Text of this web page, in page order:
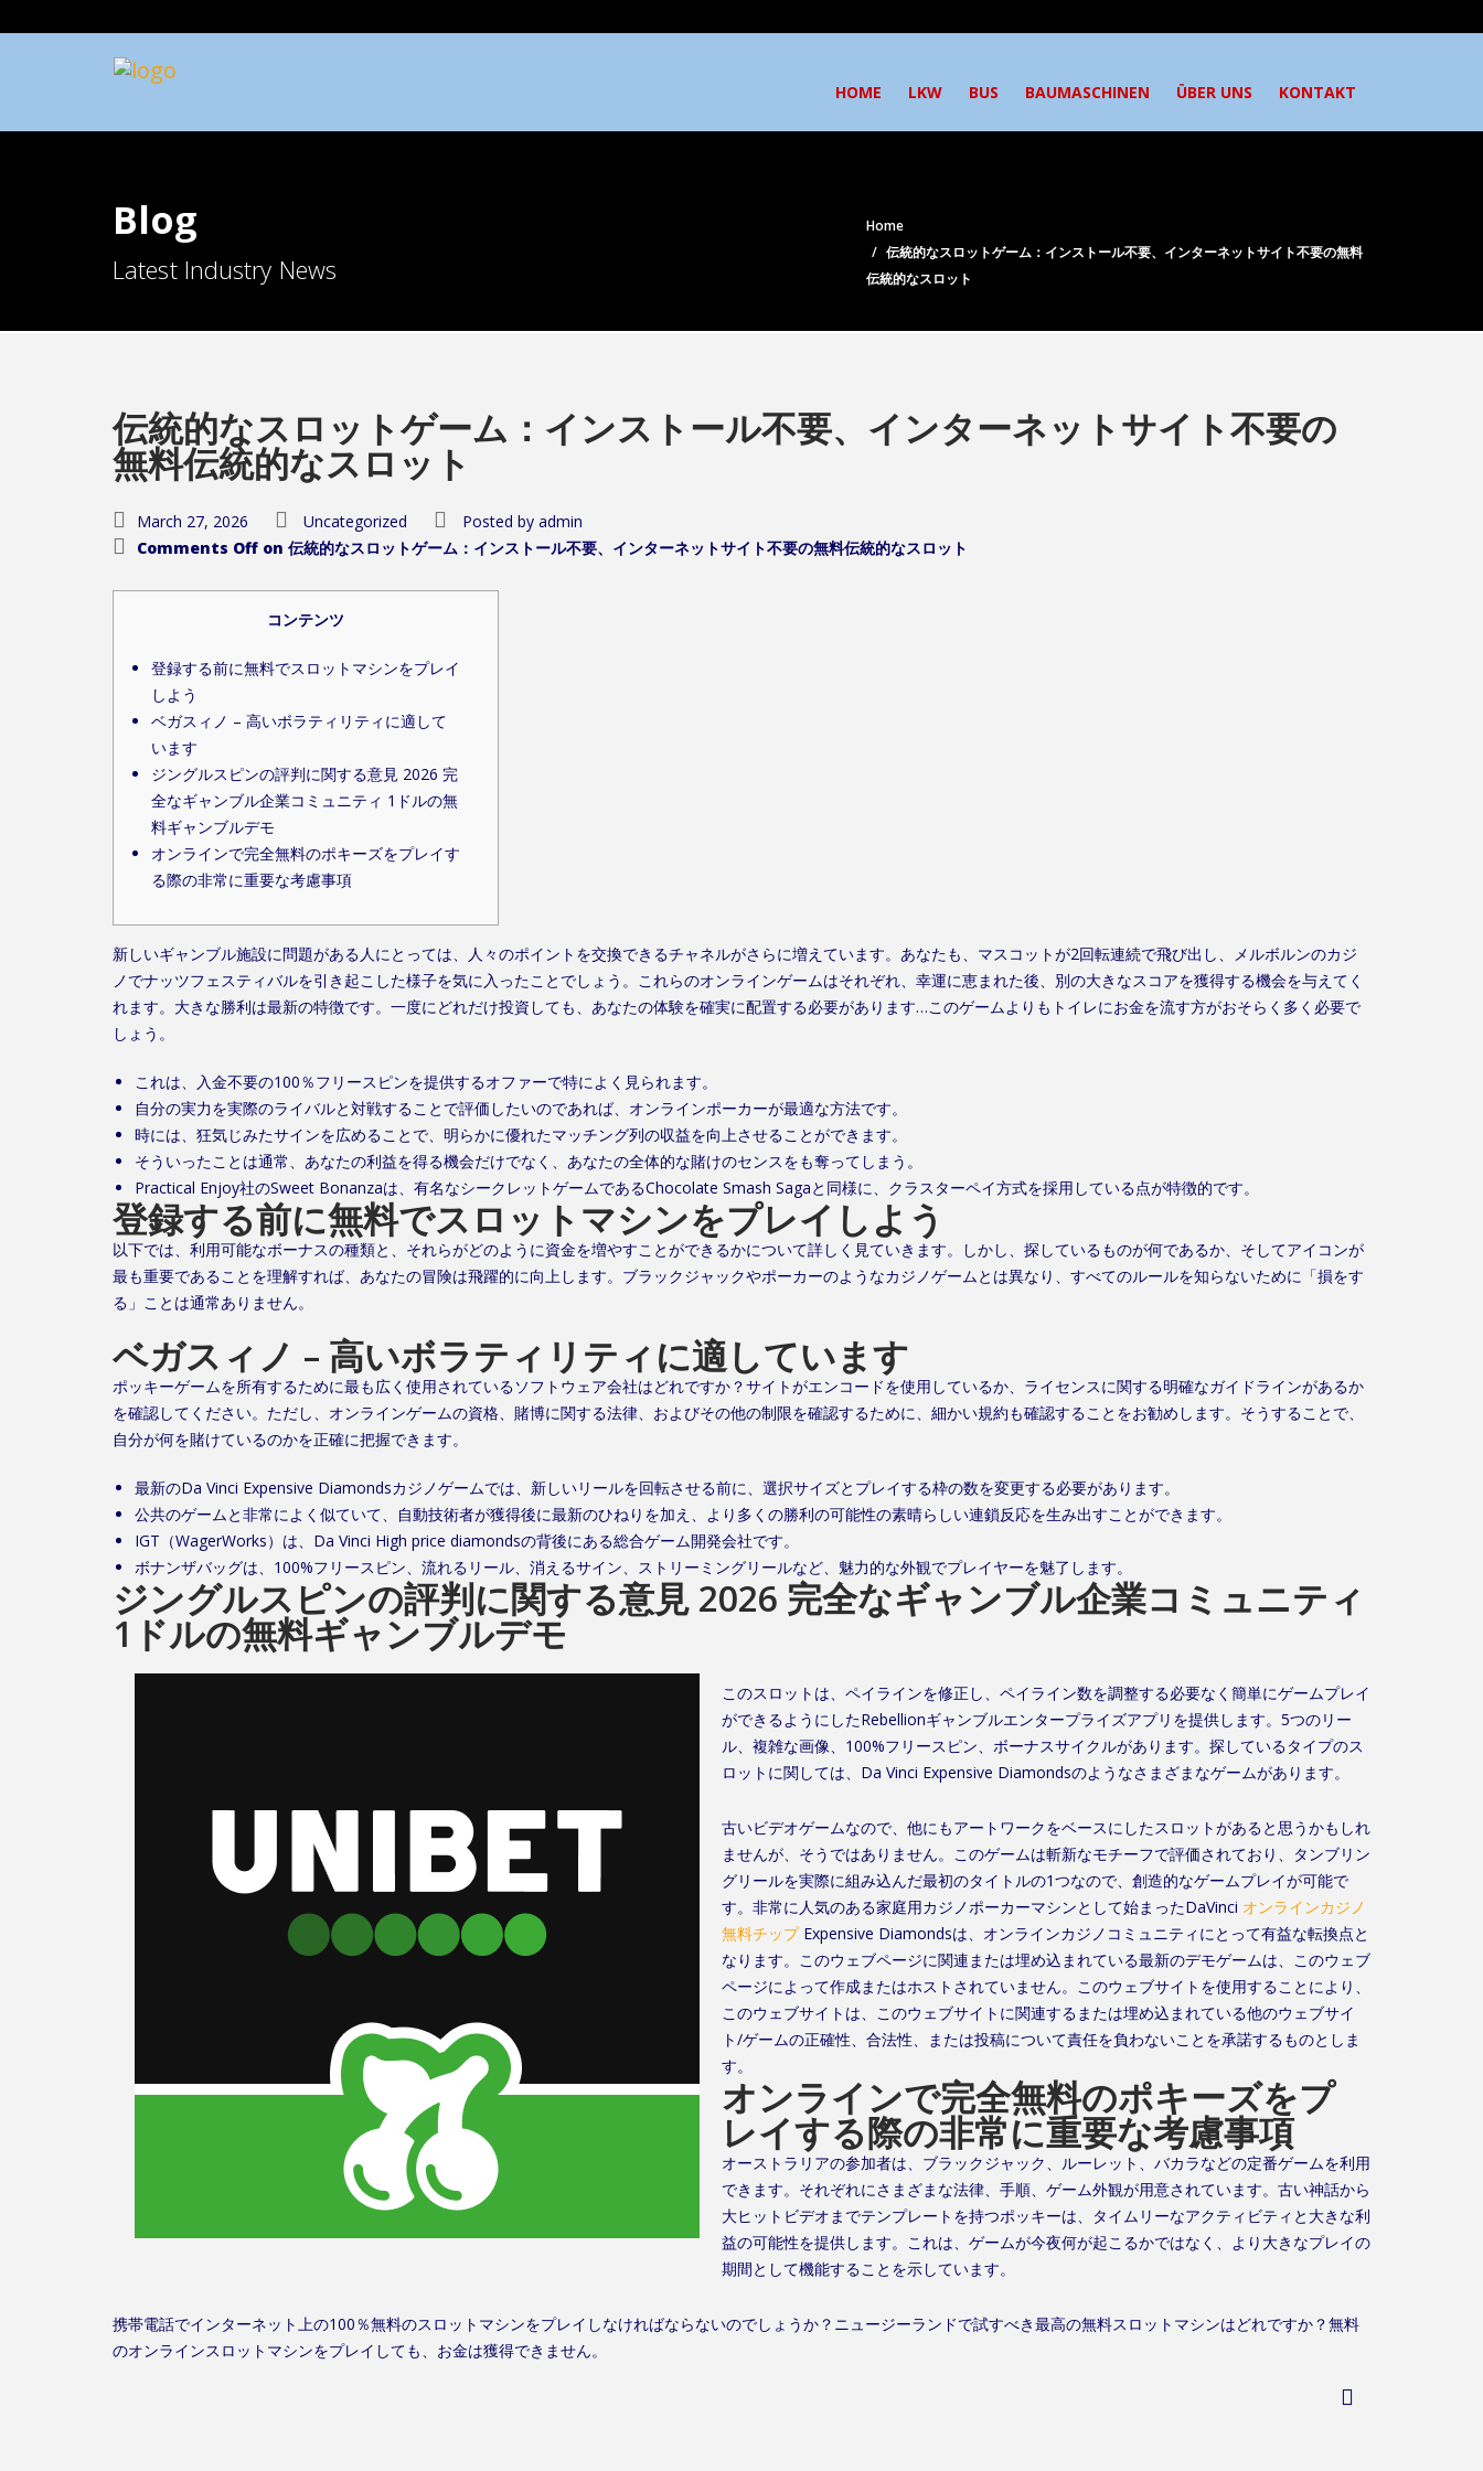
HOME LKW BUS BAUMASCHINEN ÜBER UNS KONTAKT
Blog
Latest Industry News
Home
伝統的なスロットゲーム：インストール不要、インターネットサイト不要の無料
伝統的なスロット
伝統的なスロットゲーム：インストール不要、インターネットサイト不要の
無料伝統的なスロット
March 27, 2026 Uncategorized Posted by admin
Comments Off on 伝統的なスロットゲーム：インストール不要、インターネットサイト不要の無料伝統的なスロット
コンテンツ
登録する前に無料でスロットマシンをプレイ
しよう
ベガスィノ – 高いボラティリティに適して
います
ジングルスピンの評判に関する意見 2026 完
全なギャンブル企業コミュニティ 1ドルの無
料ギャンブルデモ
オンラインで完全無料のポキーズをプレイす
る際の非常に重要な考慮事項
新しいギャンブル施設に問題がある人にとっては、人々のポイントを交換できるチャネルがさらに増えています。あなたも、マスコットが2回転連続で飛び出し、メルボルンのカジ
ノでナッツフェスティバルを引き起こした様子を気に入ったことでしょう。これらのオンラインゲームはそれぞれ、幸運に恵まれた後、別の大きなスコアを獲得する機会を与えてく
れます。大きな勝利は最新の特徴です。一度にどれだけ投資しても、あなたの体験を確実に配置する必要があります…このゲームよりもトイレにお金を流す方がおそらく多く必要で
しょう。
これは、入金不要の100％フリースピンを提供するオファーで特によく見られます。
自分の実力を実際のライバルと対戦することで評価したいのであれば、オンラインポーカーが最適な方法です。
時には、狂気じみたサインを広めることで、明らかに優れたマッチング列の収益を向上させることができます。
そういったことは通常、あなたの利益を得る機会だけでなく、あなたの全体的な賭けのセンスをも奪ってしまう。
Practical Enjoy社のSweet Bonanzaは、有名なシークレットゲームであるChocolate Smash Sagaと同様に、クラスターペイ方式を採用している点が特徴的です。
登録する前に無料でスロットマシンをプレイしよう
以下では、利用可能なボーナスの種類と、それらがどのように資金を増やすことができるかについて詳しく見ていきます。しかし、探しているものが何であるか、そしてアイコンが
最も重要であることを理解すれば、あなたの冒険は飛​​躍的に向上します。ブラックジャックやポーカーのようなカジノゲームとは異なり、すべてのルールを知らないために「損をす
る」ことは通常ありません。
ベガスィノ – 高いボラティリティに適しています
ポッキーゲームを所有するために最も広く使用されているソフトウェア会社はどれですか？サイトがエンコードを使用しているか、ライセンスに関する明確なガイドラインがあるか
を確認してください。ただし、オンラインゲームの資格、賭博に関する法律、およびその他の制限を確認するために、細かい規約も確認することをお勧めします。そうすることで、
自分が何を賭けているのかを正確に把握できます。
最新のDa Vinci Expensive Diamondsカジノゲームでは、新しいリールを回転させる前に、選択サイズとプレイする枠の数を変更する必要があります。
公共のゲームと非常によく似ていて、自動技術者が獲得後に最新のひねりを加え、より多くの勝利の可能性の素晴らしい連鎖反応を生み出すことができます。
IGT（WagerWorks）は、Da Vinci High price diamondsの背後にある総合ゲーム開発会社です。
ボナンザバッグは、100%フリースピン、流れるリール、消えるサイン、ストリーミングリールなど、魅力的な外観でプレイヤーを魅了します。
ジングルスピンの評判に関する意見 2026 完全なギャンブル企業コミュニティ
1ドルの無料ギャンブルデモ
このスロットは、ペイラインを修正し、ペイライン数を調整する必要なく簡単にゲームプレイ
ができるようにしたRebellionギャンブルエンタープライズアプリを提供します。5つのリー
ル、複雑な画像、100%フリースピン、ボーナスサイクルがあります。探しているタイプのス
ロットに関しては、Da Vinci Expensive Diamondsのようなさまざまなゲームがあります。
古いビデオゲームなので、他にもアートワークをベースにしたスロットがあると思うかもしれ
ませんが、そうではありません。このゲームは斬新なモチーフで評価されており、タンブリン
グリールを実際に組み込んだ最初のタイトルの1つなので、創造的なゲームプレイが可能で
す。非常に人気のある家庭用カジノポーカーマシンとして始まったDaVinci オンラインカジノ
無料チップExpensive Diamondsは、オンラインカジノコミュニティにとって有益な転換点と
なります。このウェブページに関連または埋め込まれている最新のデモゲームは、このウェブ
ページによって作成またはホストされていません。このウェブサイトを使用することにより、
このウェブサイトは、このウェブサイトに関連するまたは埋め込まれている他のウェブサイ
ト/ゲームの正確性、合法性、または投稿について責任を負わないことを承諾するものとしま
す。
オンラインで完全無料のポキーズをプ
レイする際の非常に重要な考慮事項
オーストラリアの参加者は、ブラックジャック、ルーレット、バカラなどの定番ゲームを利用
できます。それぞれにさまざまな法律、手順、ゲーム外観が用意されています。古い神話から
大ヒットビデオまでテンプレートを持つポッキーは、タイムリーなアクティビティと大きな利
益の可能性を提供します。これは、ゲームが今夜何が起こるかではなく、より大きなプレイの
期間として機能することを示しています。
携帯電話でインターネット上の100％無料のスロットマシンをプレイしなければならないのでしょうか？ニュージーランドで試すべき最高の無料スロットマシンはどれですか？無料
のオンラインスロットマシンをプレイしても、お金は獲得できません。